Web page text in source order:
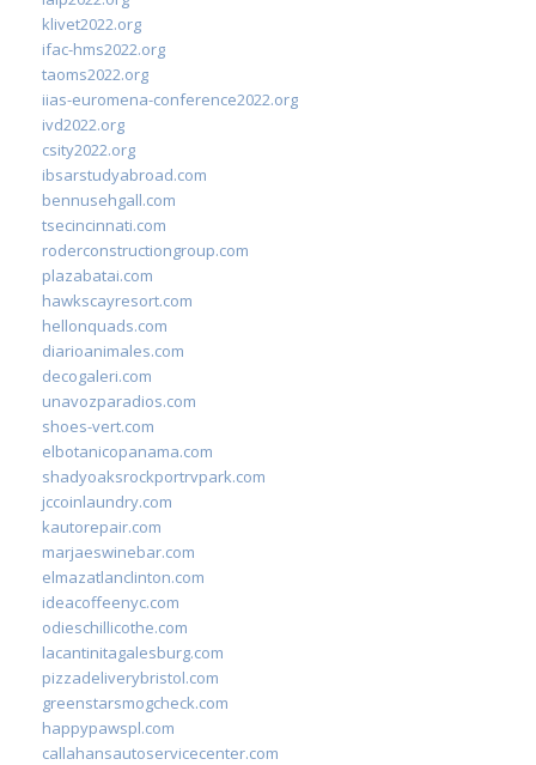
klivet2022.org
ifac-hms2022.org
taoms2022.org
iias-euromena-conference2022.org
ivd2022.org
csity2022.org
ibsarstudyabroad.com
bennusehgall.com
tsecincinnati.com
roderconstructiongroup.com
plazabatai.com
hawkscayresort.com
hellonquads.com
diarioanimales.com
decogaleri.com
unavozparadios.com
shoes-vert.com
elbotanicopanama.com
shadyoaksrockportrvpark.com
jccoinlaundry.com
kautorepair.com
marjaeswinebar.com
elmazatlanclinton.com
ideacoffeenyc.com
odieschillicothe.com
lacantinitagalesburg.com
pizzadeliverybristol.com
greenstarsmogcheck.com
happypawspl.com
callahansautoservicecenter.com